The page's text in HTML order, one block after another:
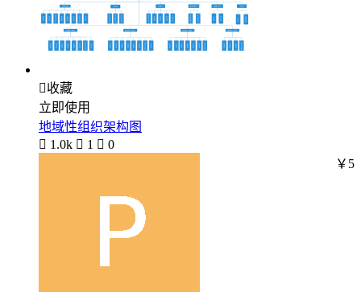
收藏
立即使用
地域性组织架构图
 1.0k  1  0
￥5